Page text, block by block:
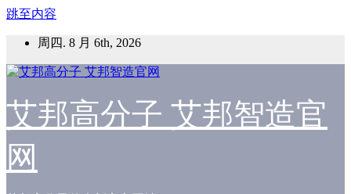
跳至内容
周四. 8 月 6th, 2026
艾邦高分子 艾邦智造官
网